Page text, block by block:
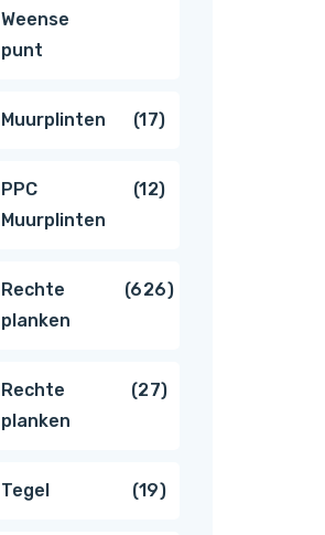
Weense
punt
Muurplinten 1717
producten
PPC
Muurplinten
1212
Rechte
planken
626626
Rechte
planken
2727
Tegel 1919